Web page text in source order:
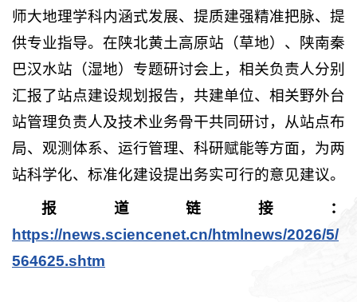
师大地理学科内涵式发展、提质建强精准把脉、提
供专业指导。在陕北黄土高原站（草地）、陕南秦
巴汉水站（湿地）专题研讨会上，相关负责人分别
汇报了站点建设规划报告，共建单位、相关野外台
站管理负责人及技术业务骨干共同研讨，从站点布
局、观测体系、运行管理、科研赋能等方面，为两
站科学化、标准化建设提出务实可行的意见建议。
报道链接：
https://news.sciencenet.cn/htmlnews/2026/5/
564625.shtm